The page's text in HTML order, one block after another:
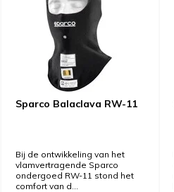
Sparco Balaclava RW-11
Bij de ontwikkeling van het
vlamvertragende Sparco
ondergoed RW-11 stond het
comfort van d...